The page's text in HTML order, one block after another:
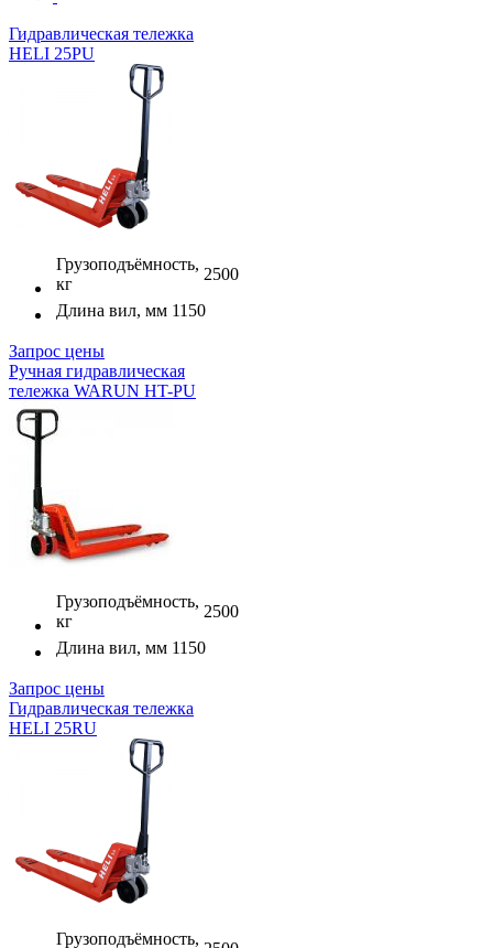
Гидравлическая тележка
HELI 25PU
Грузоподъёмность,
кг
2500
Длина вил, мм 1150
Запрос цены
Ручная гидравлическая
тележка WARUN HT-PU
Грузоподъёмность,
кг
2500
Длина вил, мм 1150
Запрос цены
Гидравлическая тележка
HELI 25RU
Грузоподъёмность,